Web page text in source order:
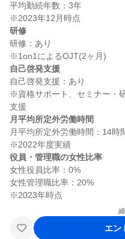
平均勤続年数：3年
研修
研修：あり
自己啓発支援
自己啓発支援：あり
※資格サポート、セミナー・
月平均所定外労働時間
月平均所定外労働時間：14時
役員・管理職の女性比率
女性役員比率：0%
女性管理職比率：20%
エン